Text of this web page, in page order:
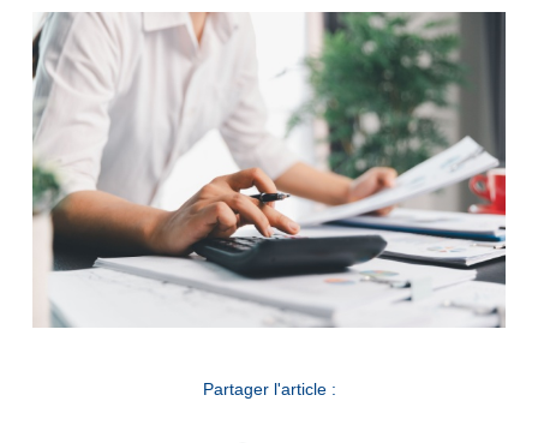
Partager l'article :